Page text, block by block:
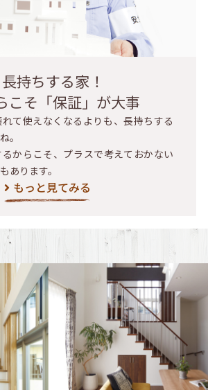
長持ちする家！
こそ「保証」が大事
て使えなくなるよりも、長持ちする
。
からこそ、プラスで考えておかない
あります。
もっと見てみる